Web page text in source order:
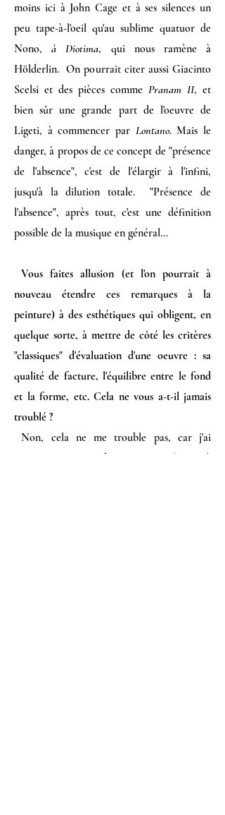
moins ici à John Cage et à ses silences un
peu tape-à-l'oeil qu'au sublime quatuor de
Nono, à Diotima, qui nous ramène à
Hölderlin. On pourrait citer aussi Giacinto
Scelsi et des pièces comme Pranam II, et
bien sûr une grande part de l'oeuvre de
Ligeti, à commencer par Lontano. Mais le
danger, à propos de ce concept de "présence
de l'absence", c'est de l'élargir à l'infini,
jusqu'à la dilution totale. "Présence de
l'absence", après tout, c'est une définition
possible de la musique en général...
Vous faites allusion (et l'on pourrait à
nouveau étendre ces remarques à la
peinture) à des esthétiques qui obligent, en
quelque sorte, à mettre de côté les critères
"classiques" d'évaluation d'une oeuvre : sa
qualité de facture, l'équilibre entre le fond
et la forme, etc. Cela ne vous a-t-il jamais
troublé ?
Non, cela ne me trouble pas, car j'ai
toujours eu tendance, moi-même, à